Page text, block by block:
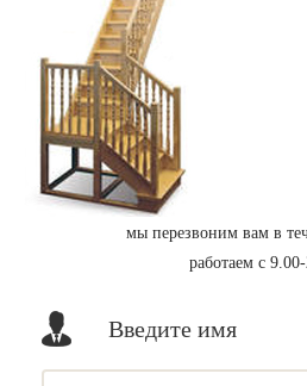
мы перезвоним вам в
работаем с
Введите имя